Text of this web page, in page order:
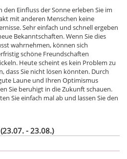
den Einfluss der Sonne erleben Sie im
mit anderen Menschen keine
Sehr einfach und schnell ergeben
Bekanntschaften. Wenn Sie dies
wahrnehmen, können sich
schöne Freundschaften
Heute scheint es kein Problem zu
dass Sie nicht lösen könnten. Durch
Laune und Ihren Optimismus
Sie beruhigt in die Zukunft schauen.
Sie einfach mal ab und lassen Sie den
- 23.08.)